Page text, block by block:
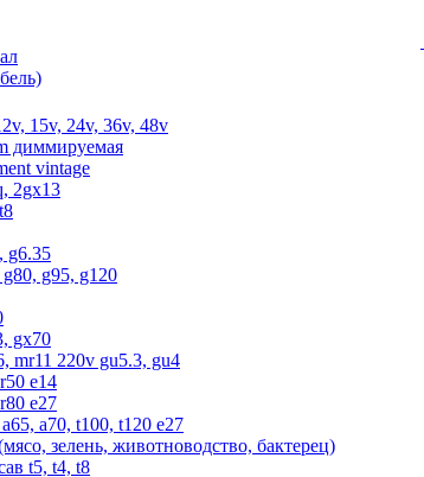
15v, 24v, 36v, 48v
диммируемая
vintage
2gx13
g6.35
g95, g120
gx70
mr11 220v gu5.3, gu4
е14
е27
а70, t100, t120 е27
зелень, животноводство, бактерец)
t5, t4, t8